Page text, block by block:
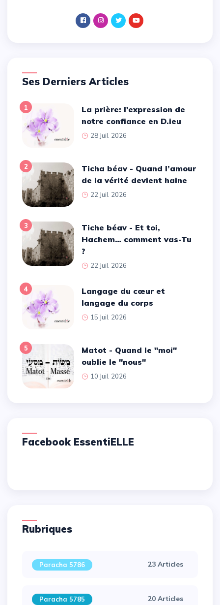
Ses Derniers Articles
1
La prière: l'expression de
notre confiance en D.ieu
28 Juil. 2026
2
Ticha béav - Quand l’amour
de la vérité devient haine
22 Juil. 2026
3
Tiche béav - Et toi,
Hachem… comment vas-Tu
?
22 Juil. 2026
4
Langage du cœur et
langage du corps
15 Juil. 2026
5
Matot - Quand le ''moi''
oublie le ''nous''
10 Juil. 2026
Facebook EssentiELLE
Rubriques
Paracha 5786 23 Articles
Paracha 5785 20 Articles